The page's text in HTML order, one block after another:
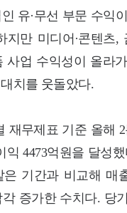
유·무선 부문 수익
지만 미디어·콘텐츠,
사업 수익성이 올라
치를 웃돌았다.
재무제표 기준 올해
익 4473억원을 달성
기간과 비교해 매
증가한 수치다. 당